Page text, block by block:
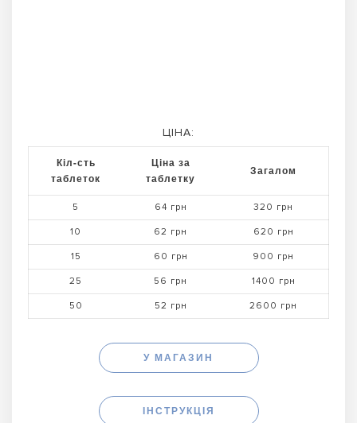
ЦІНА:
Кіл-сть
таблеток
Ціна за
таблетку
Загалом
5 64 грн 320 грн
10 62 грн 620 грн
15 60 грн 900 грн
25 56 грн 1400 грн
50 52 грн 2600 грн
У МАГАЗИН
ІНСТРУКЦІЯ